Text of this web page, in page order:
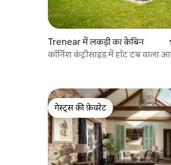
Trenear में लकड़ी का केबिन
कॉर्निश कंट्रीसाइड में हॉट टब वाला
गेस्ट्स की फ़ेवरेट
गेस्ट्स की फ़ेवरेट